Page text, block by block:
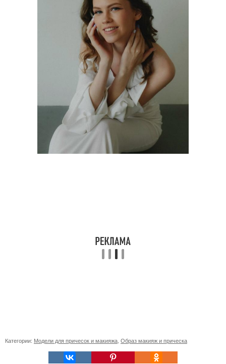
Категории: Модели для причесок и макияжа, Образ макияж и прическа